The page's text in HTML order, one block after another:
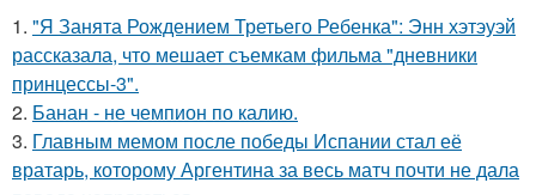
1. "Я Занята Рождением Третьего Ребенка": Энн хэтэуэй
рассказала, что мешает съемкам фильма "дневники
принцессы-3".
2. Банан - не чемпион по калию.
3. Главным мемом после победы Испании стал её
вратарь, которому Аргентина за весь матч почти не дала